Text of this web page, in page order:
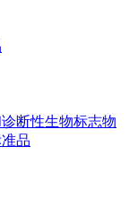
断性生物标志物
品